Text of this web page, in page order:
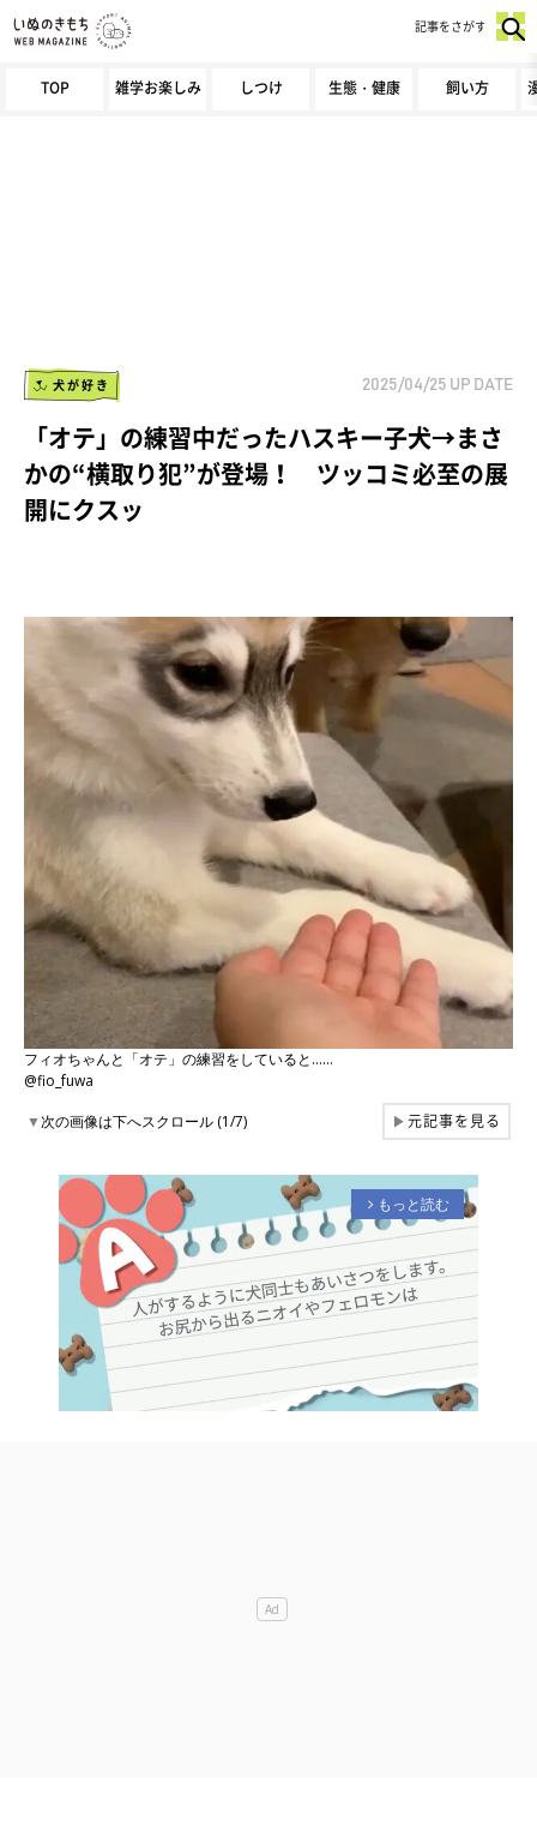
TOP 雑学お楽しみ しつけ 生態・健康 飼い方
記事をさがす
犬が好き 2025/04/25 UP DATE
「オテ」の練習中だったハスキー子犬→まさ
かの“横取り犯”が登場！ ツッコミ必至の展
開にクスッ
フィオちゃんと「オテ」の練習をしていると……
@fio_fuwa
▼次の画像は下へスクロール (1/7) ▶元記事を見る
arrow_forward_ios もっと読む